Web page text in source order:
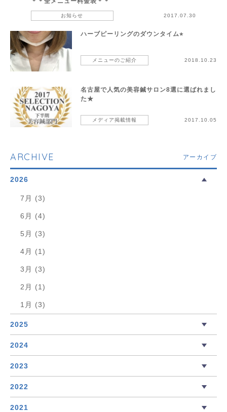
お知らせ 2017.07.30
ハーブピーリングのダウンタイム⭐︎
メニューのご紹介 2018.10.23
名古屋で人気の美容鍼サロン8選に選ばれまし
た★
メディア掲載情報 2017.10.05
ARCHIVE アーカイブ
2026
7月 (3)
6月 (4)
5月 (3)
4月 (1)
3月 (3)
2月 (1)
1月 (3)
2025
2024
2023
2022
2021